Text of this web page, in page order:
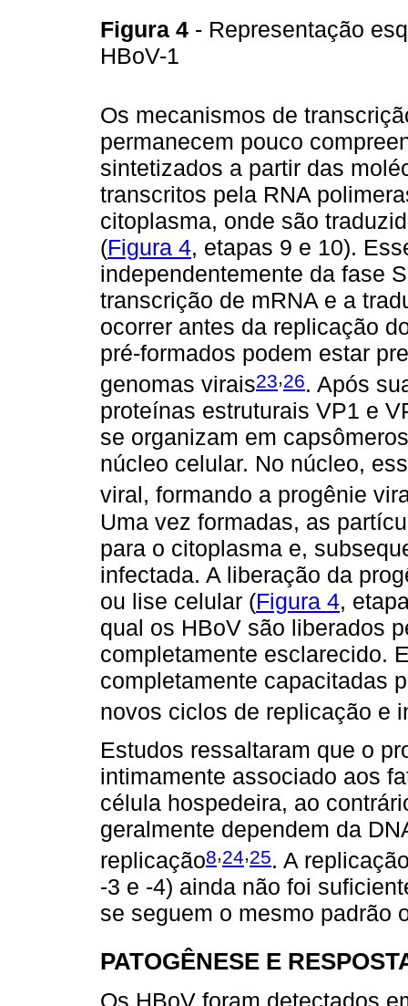
Figura 4 - Representação
HBoV-1
Os mecanismos de
permanecem pouco
sintetizados a partir das
transcritos pela RNA
citoplasma, onde são
(Figura 4, etapas 9 e 10).
independentemente da fase
transcrição de mRNA e a
ocorrer antes da replicação
pré-formados podem estar
genomas virais23,26. Após
proteínas estruturais VP1 e
se organizam em
núcleo celular. No núcleo,
viral, formando a progênie
Uma vez formadas, as
para o citoplasma e,
infectada. A liberação da
ou lise celular (Figura 4,
qual os HBoV são liberados
completamente esclarecido.
completamente capacitadas
novos ciclos de replicação e
Estudos ressaltaram que o
intimamente associado aos
célula hospedeira, ao
geralmente dependem da
replicação8,24,25. A
-3 e -4) ainda não foi
se seguem o mesmo padrão
PATOGÊNESE E
Os HBoV foram detectados